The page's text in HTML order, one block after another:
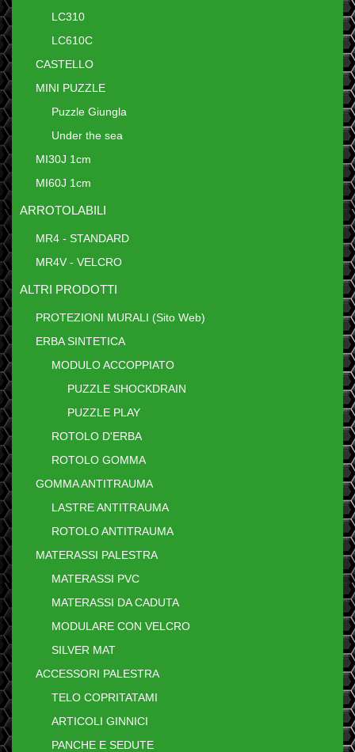
LC310
LC610C
CASTELLO
MINI PUZZLE
Puzzle Giungla
Under the sea
MI30J 1cm
MI60J 1cm
ARROTOLABILI
MR4 - STANDARD
MR4V - VELCRO
ALTRI PRODOTTI
PROTEZIONI MURALI (Sito Web)
ERBA SINTETICA
MODULO ACCOPPIATO
PUZZLE SHOCKDRAIN
PUZZLE PLAY
ROTOLO D'ERBA
ROTOLO GOMMA
GOMMA ANTITRAUMA
LASTRE ANTITRAUMA
ROTOLO ANTITRAUMA
MATERASSI PALESTRA
MATERASSI PVC
MATERASSI DA CADUTA
MODULARE CON VELCRO
SILVER MAT
ACCESSORI PALESTRA
TELO COPRITATAMI
ARTICOLI GINNICI
PANCHE E SEDUTE